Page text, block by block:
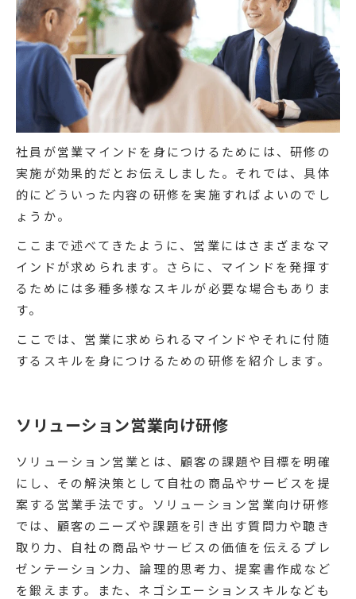
社員が営業マインドを身につけるためには、研修の
実施が効果的だとお伝えしました。それでは、具体
的にどういった内容の研修を実施すればよいのでし
ょうか。
ここまで述べてきたように、営業にはさまざまなマ
インドが求められます。さらに、マインドを発揮す
るためには多種多様なスキルが必要な場合もありま
す。
ここでは、営業に求められるマインドやそれに付随
するスキルを身につけるための研修を紹介します。
ソリューション営業向け研修
ソリューション営業とは、顧客の課題や目標を明確
にし、その解決策として自社の商品やサービスを提
案する営業手法です。ソリューション営業向け研修
では、顧客のニーズや課題を引き出す質問力や聴き
取り力、自社の商品やサービスの価値を伝えるプレ
ゼンテーション力、論理的思考力、提案書作成など
を鍛えます。また、ネゴシエーションスキルなども